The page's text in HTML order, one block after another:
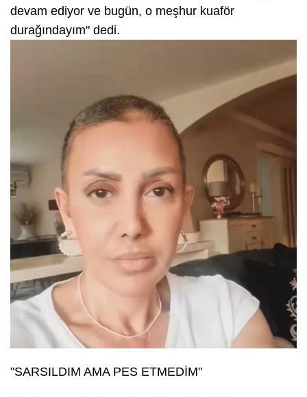
devam ediyor ve bugün, o meşhur kuaför
durağındayım" dedi.
"SARSILDIM AMA PES ETMEDİM"